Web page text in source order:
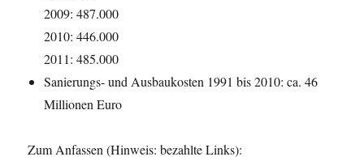
2009: 487.000
2010: 446.000
2011: 485.000
Sanierungs- und Ausbaukosten 1991 bis 2010: ca. 46
Millionen Euro
Zum Anfassen (Hinweis: bezahlte Links):